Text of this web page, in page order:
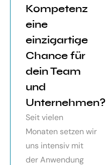
Kompetenz
eine
einzigartige
Chance für
dein Team
und
Unternehmen?
Seit vielen
Monaten setzen wir
uns intensiv mit
der Anwendung
von
sehr
Der KI Manager
mich sehr
toller Überblick
über alles, was
mit kleinem
Ausblick.
Auf alle Fragen